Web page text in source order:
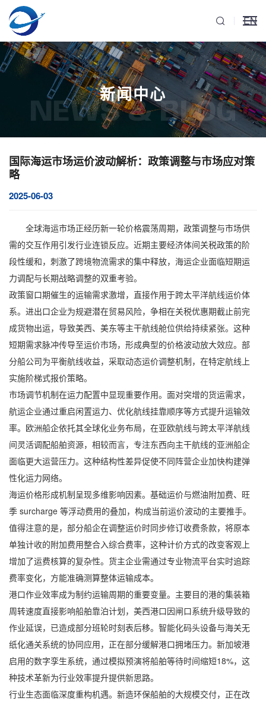
EN
新闻中心
NEWS & BLOG
国际海运市场运价波动解析：政策调整与市场应对策
略
2025-06-03
全球海运市场正经历新一轮价格震荡周期，政策调整与市场供
需的交互作用引发行业连锁反应。近期主要经济体间关税政策的阶
段性缓和，刺激了跨境物流需求的集中释放，海运企业面临短期运
力调配与长期战略调整的双重考验。
政策窗口期催生的运输需求激增，直接作用于跨太平洋航线运价体
系。进出口企业为规避潜在贸易风险，争相在关税优惠期截止前完
成货物出运，导致美西、美东等主干航线舱位供给持续紧张。这种
短期需求脉冲传导至运价市场，形成典型的价格波动放大效应。部
分船公司为平衡航线收益，采取动态运价调整机制，在特定航线上
实施阶梯式报价策略。
市场调节机制在运力配置中显现重要作用。面对突增的货运需求，
航运企业通过重启闲置运力、优化航线挂靠顺序等方式提升运输效
率。欧洲船企依托其全球化业务布局，在亚欧航线与跨太平洋航线
间灵活调配船舶资源，相较而言，专注东西向主干航线的亚洲船企
面临更大运营压力。这种结构性差异促使不同阵营企业加快构建弹
性化运力网络。
海运价格形成机制呈现多维影响因素。基础运价与燃油附加费、旺
季 surcharge 等浮动费用的叠加，构成当前运价波动的主要推手。
值得注意的是，部分船企在调整运价时同步修订收费条款，将原本
单独计收的附加费用整合入综合费率，这种计价方式的改变客观上
增加了运费核算的复杂性。货主企业需通过专业物流平台实时追踪
费率变化，方能准确测算整体运输成本。
港口作业效率成为制约运输周期的重要变量。主要目的港的集装箱
周转速度直接影响船舶靠泊计划，美西港口因闸口系统升级导致的
作业延误，已造成部分班轮时刻表后移。智能化码头设备与海关无
纸化通关系统的协同应用，正在部分缓解港口拥堵压力。新加坡港
启用的数字孪生系统，通过模拟预演将船舶等待时间缩短18%，这
种技术革新为行业效率提升提供新思路。
行业生态面临深度重构机遇。新造环保船舶的大规模交付，正在改